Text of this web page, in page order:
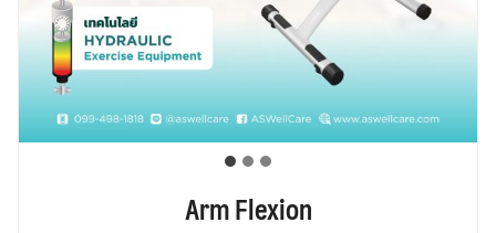
Arm Flexion